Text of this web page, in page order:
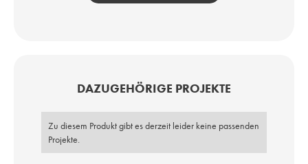
DAZUGEHÖRIGE PROJEKTE
Zu diesem Produkt gibt es derzeit leider keine passenden
Projekte.